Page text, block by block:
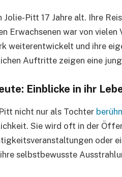
Pitt 17 Jahre alt. Ihre
Erwachsenen war von
weiterentwickelt und ihre
Auftritte zeigen eine
Einblicke in ihr
nicht nur als Tochter
Sie wird oft in der
oder
selbstbewusste